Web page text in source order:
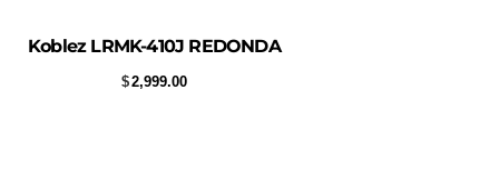
Koblez LRMK-410J REDONDA
$2,999.00